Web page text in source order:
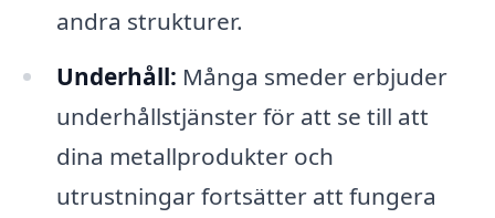
andra strukturer.
Underhåll: Många smeder erbjuder
underhållstjänster för att se till att
dina metallprodukter och
utrustningar fortsätter att fungera